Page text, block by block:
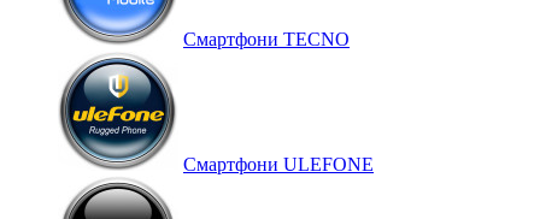
Смартфони TECNO
Смартфони ULEFONE